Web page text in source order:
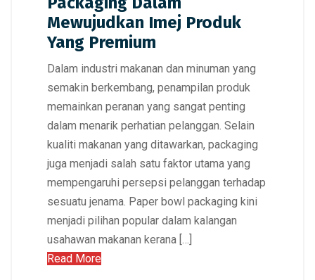
Mewujudkan Imej Produk
Yang Premium
Dalam industri makanan dan minuman yang
semakin berkembang, penampilan produk
memainkan peranan yang sangat penting
dalam menarik perhatian pelanggan. Selain
kualiti makanan yang ditawarkan, packaging
juga menjadi salah satu faktor utama yang
mempengaruhi persepsi pelanggan terhadap
sesuatu jenama. Paper bowl packaging kini
menjadi pilihan popular dalam kalangan
usahawan makanan kerana […]
Read More